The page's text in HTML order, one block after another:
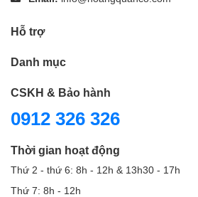
Hỗ trợ
Danh mục
CSKH & Bảo hành
0912 326 326
Thời gian hoạt động
Thứ 2 - thứ 6: 8h - 12h & 13h30 - 17h
Thứ 7: 8h - 12h